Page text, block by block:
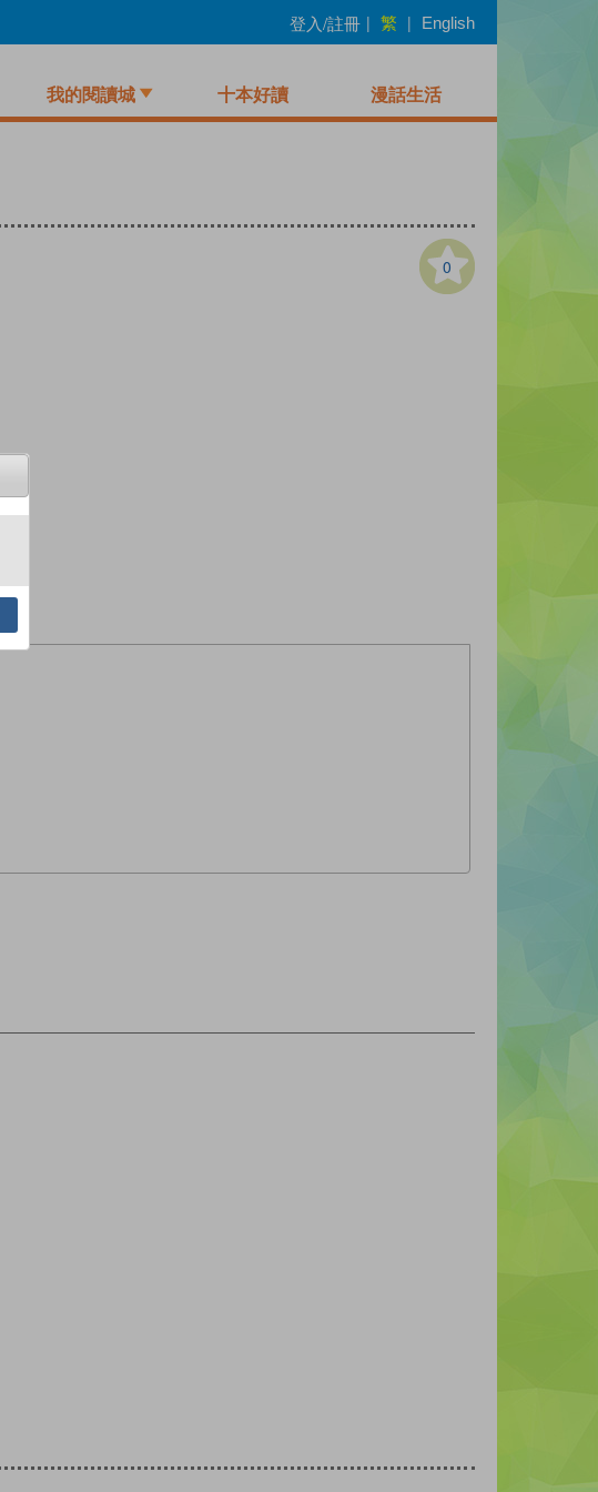
登入/註冊 | 繁 | English
我的閱讀城 十本好讀 漫話生活
0